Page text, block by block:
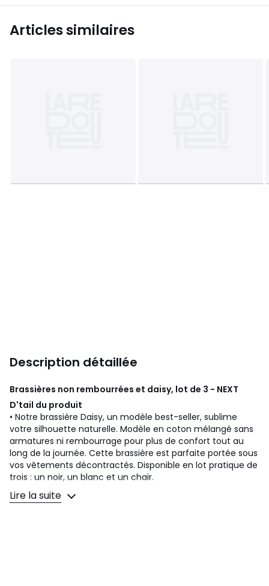
Articles similaires
Description détaillée
Brassières non rembourrées et daisy, lot de 3 - NEXT
D'tail du produit
• Notre brassière Daisy, un modèle best-seller, sublime
votre silhouette naturelle. Modèle en coton mélangé sans
armatures ni rembourrage pour plus de confort tout au
long de la journée. Cette brassière est parfaite portée sous
vos vêtements décontractés. Disponible en lot pratique de
trois : un noir, un blanc et un chair.
• Lot
• Soutiens-gorge confort
Lire la suite